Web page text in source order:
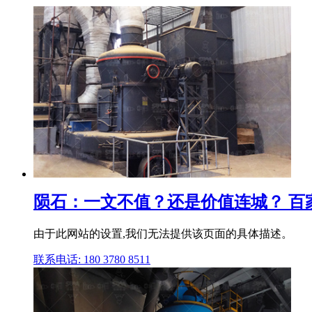
陨石：一文不值？还是价值连城？ 百
由于此网站的设置,我们无法提供该页面的具体描述。
联系电话: 180 3780 8511